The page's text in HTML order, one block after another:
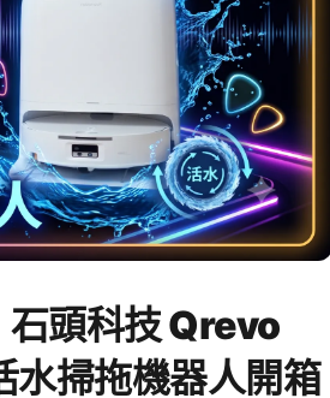
頭科技 Qrevo
水掃拖機器人開箱